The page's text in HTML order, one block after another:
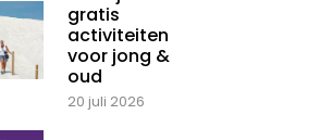
gratis
activiteiten
voor jong &
oud
20 juli 2026